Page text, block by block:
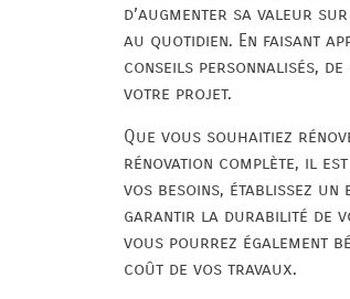
d’augmenter sa valeur
au quotidien. En faisant
conseils personnalisés,
votre projet.
Que vous souhaitiez
rénovation complète, il
vos besoins, établissez
garantir la durabilité de
vous pourrez également
coût de vos travaux.